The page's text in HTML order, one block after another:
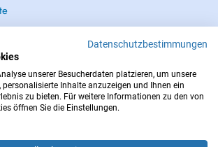
→
Datenschutzbestimmungen
unserer Besucherdaten platzieren, um unsere
personalisierte Inhalte anzuzeigen und Ihnen ein
zu bieten. Für weitere Informationen zu den von
öffnen Sie die Einstellungen.